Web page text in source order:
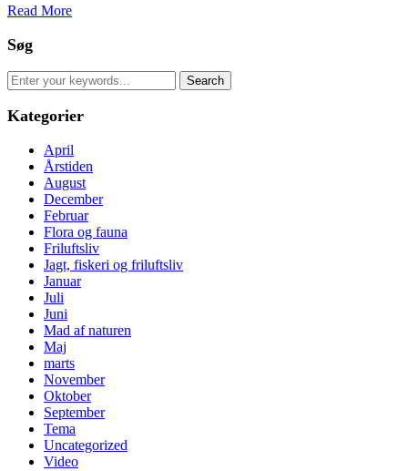
Read More
Søg
Search
for:
Kategorier
April
Årstiden
August
December
Februar
Flora og fauna
Friluftsliv
Jagt, fiskeri og friluftsliv
Januar
Juli
Juni
Mad af naturen
Maj
marts
November
Oktober
September
Tema
Uncategorized
Video